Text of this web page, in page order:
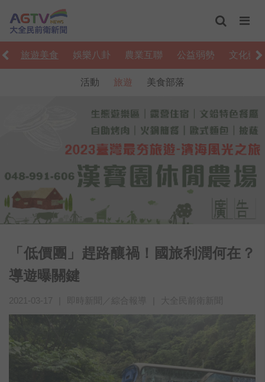
旅遊美食 娛樂八卦 農業互聯 公益弱勢 文化藝
活動 旅遊 美食部落
「低價團」趕路釀禍！國旅利潤何在？
導遊曝關鍵